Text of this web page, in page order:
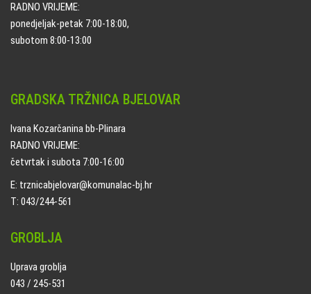
RADNO VRIJEME:
ponedjeljak-petak 7:00-18:00,
subotom 8:00-13:00
GRADSKA TRŽNICA BJELOVAR
Ivana Kozarčanina bb-Plinara
RADNO VRIJEME:
četvrtak i subota 7:00-16:00
E: trznicabjelovar@komunalac-bj.hr
T: 043/244-561
GROBLJA
Uprava groblja
043 / 245-531